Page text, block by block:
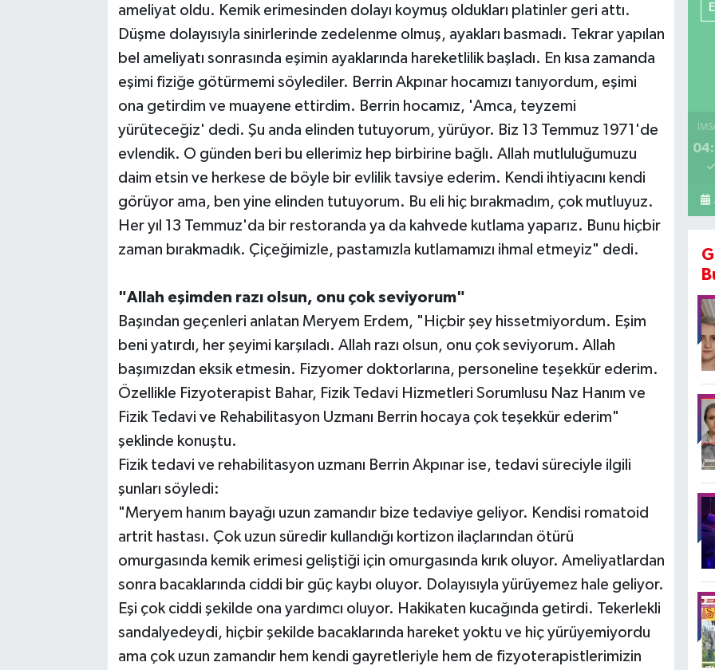
ameliyat oldu. Kemik erimesinden dolayı koymuş oldukları platinler geri attı.
Düşme dolayısıyla sinirlerinde zedelenme olmuş, ayakları basmadı. Tekrar yapılan
bel ameliyatı sonrasında eşimin ayaklarında hareketlilik başladı. En kısa zamanda
eşimi fiziğe götürmemi söylediler. Berrin Akpınar hocamızı tanıyordum, eşimi
ona getirdim ve muayene ettirdim. Berrin hocamız, 'Amca, teyzemi
yürüteceğiz' dedi. Şu anda elinden tutuyorum, yürüyor. Biz 13 Temmuz 1971'de
evlendik. O günden beri bu ellerimiz hep birbirine bağlı. Allah mutluluğumuzu
daim etsin ve herkese de böyle bir evlilik tavsiye ederim. Kendi ihtiyacını kendi
görüyor ama, ben yine elinden tutuyorum. Bu eli hiç bırakmadım, çok mutluyuz.
Her yıl 13 Temmuz'da bir restoranda ya da kahvede kutlama yaparız. Bunu hiçbir
zaman bırakmadık. Çiçeğimizle, pastamızla kutlamamızı ihmal etmeyiz" dedi.
"Allah eşimden razı olsun, onu çok seviyorum"
Başından geçenleri anlatan Meryem Erdem, "Hiçbir şey hissetmiyordum. Eşim
beni yatırdı, her şeyimi karşıladı. Allah razı olsun, onu çok seviyorum. Allah
başımızdan eksik etmesin. Fizyomer doktorlarına, personeline teşekkür ederim.
Özellikle Fizyoterapist Bahar, Fizik Tedavi Hizmetleri Sorumlusu Naz Hanım ve
Fizik Tedavi ve Rehabilitasyon Uzmanı Berrin hocaya çok teşekkür ederim"
şeklinde konuştu.
Fizik tedavi ve rehabilitasyon uzmanı Berrin Akpınar ise, tedavi süreciyle ilgili
şunları söyledi:
"Meryem hanım bayağı uzun zamandır bize tedaviye geliyor. Kendisi romatoid
artrit hastası. Çok uzun süredir kullandığı kortizon ilaçlarından ötürü
omurgasında kemik erimesi geliştiği için omurgasında kırık oluyor. Ameliyatlardan
sonra bacaklarında ciddi bir güç kaybı oluyor. Dolayısıyla yürüyemez hale geliyor.
Eşi çok ciddi şekilde ona yardımcı oluyor. Hakikaten kucağında getirdi. Tekerlekli
sandalyedeydi, hiçbir şekilde bacaklarında hareket yoktu ve hiç yürüyemiyordu
ama çok uzun zamandır hem kendi gayretleriyle hem de fizyoterapistlerimizin